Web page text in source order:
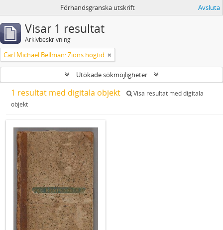
Förhandsgranska utskrift Avsluta
Visar 1 resultat
Arkivbeskrivning
Carl Michael Bellman: Zions högtid
Utökade sökmöjligheter
1 resultat med digitala objekt
Visa resultat med digitala
objekt